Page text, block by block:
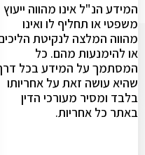
המידע הנ"ל אינו מהווה ייעוץ
משפטי או תחליף לו ואינו
מהווה המלצה לנקיטת הליכים
או להימנעות מהם. כל
המסתמך על המידע בכל דרך
שהיא עושה זאת על אחריותו
בלבד ומסיר מעורכי הדין
באתר כל אחריות.